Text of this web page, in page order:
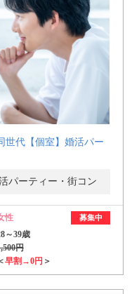
代【個室】婚活パー
パーティー・街コン
性 募集中
～39歳
円
早割→0円 ＞